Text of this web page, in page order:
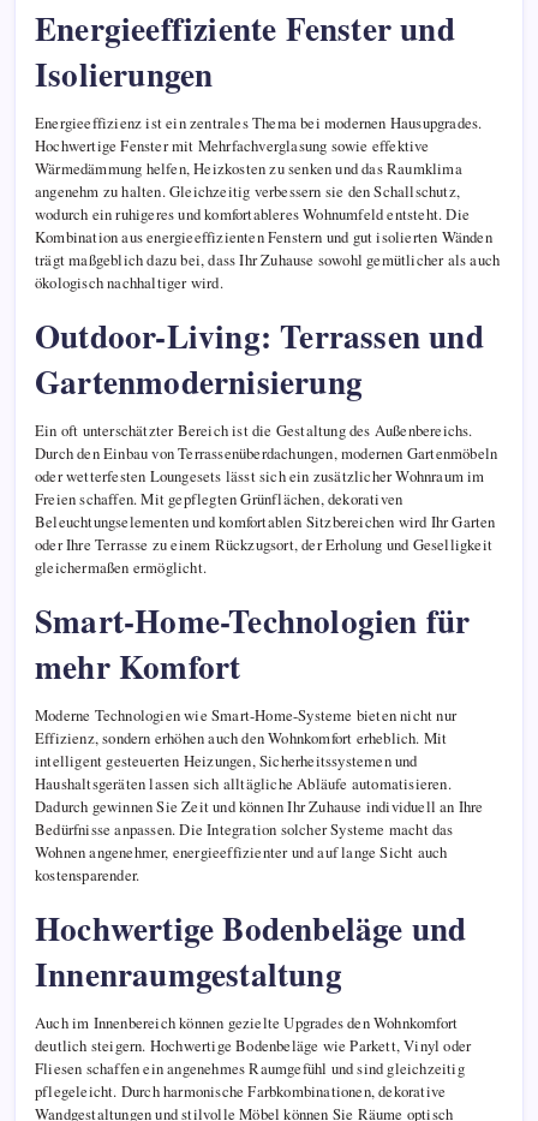
Energieeffiziente Fenster und
Isolierungen
Energieeffizienz ist ein zentrales Thema bei modernen Hausupgrades.
Hochwertige Fenster mit Mehrfachverglasung sowie effektive
Wärmedämmung helfen, Heizkosten zu senken und das Raumklima
angenehm zu halten. Gleichzeitig verbessern sie den Schallschutz,
wodurch ein ruhigeres und komfortableres Wohnumfeld entsteht. Die
Kombination aus energieeffizienten Fenstern und gut isolierten Wänden
trägt maßgeblich dazu bei, dass Ihr Zuhause sowohl gemütlicher als auch
ökologisch nachhaltiger wird.
Outdoor-Living: Terrassen und
Gartenmodernisierung
Ein oft unterschätzter Bereich ist die Gestaltung des Außenbereichs.
Durch den Einbau von Terrassenüberdachungen, modernen Gartenmöbeln
oder wetterfesten Loungesets lässt sich ein zusätzlicher Wohnraum im
Freien schaffen. Mit gepflegten Grünflächen, dekorativen
Beleuchtungselementen und komfortablen Sitzbereichen wird Ihr Garten
oder Ihre Terrasse zu einem Rückzugsort, der Erholung und Geselligkeit
gleichermaßen ermöglicht.
Smart-Home-Technologien für
mehr Komfort
Moderne Technologien wie Smart-Home-Systeme bieten nicht nur
Effizienz, sondern erhöhen auch den Wohnkomfort erheblich. Mit
intelligent gesteuerten Heizungen, Sicherheitssystemen und
Haushaltsgeräten lassen sich alltägliche Abläufe automatisieren.
Dadurch gewinnen Sie Zeit und können Ihr Zuhause individuell an Ihre
Bedürfnisse anpassen. Die Integration solcher Systeme macht das
Wohnen angenehmer, energieeffizienter und auf lange Sicht auch
kostensparender.
Hochwertige Bodenbeläge und
Innenraumgestaltung
Auch im Innenbereich können gezielte Upgrades den Wohnkomfort
deutlich steigern. Hochwertige Bodenbeläge wie Parkett, Vinyl oder
Fliesen schaffen ein angenehmes Raumgefühl und sind gleichzeitig
pflegeleicht. Durch harmonische Farbkombinationen, dekorative
Wandgestaltungen und stilvolle Möbel können Sie Räume optisch